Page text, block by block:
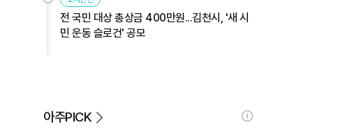
전 국민 대상 총상금 400만원...김천시, '새 시
민 운동 슬로건' 공모
아주PICK